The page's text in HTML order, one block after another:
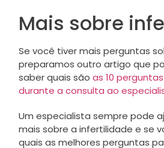
Mais sobre
Se você tiver mais perguntas
preparamos outro artigo que
saber quais são as 10
durante a consulta ao
Um especialista sempre pode
mais sobre a infertilidade e se
quais as melhores perguntas